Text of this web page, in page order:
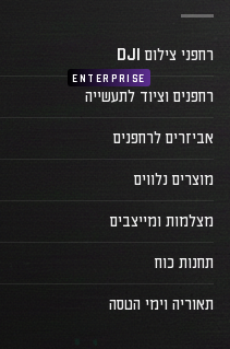
רחפני צילום DJI
רחפנים וציוד לתעשייה
אביזרים לרחפנים
מוצרים נלווים
מצלמות ומייצבים
תחנות כוח
תאוריה וימי הטסה